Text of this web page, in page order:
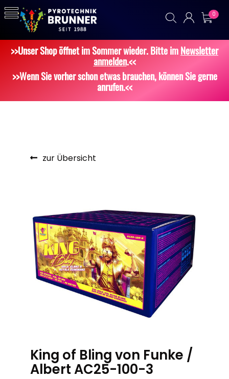
0
>>Unser Shop öffnet im Sommer wieder. Bitte imNewsletter
anmelden.<<
>>Wenn Sie vorher schon etwas brauchen, können Sie gerne
anrufen.<<
zur Übersicht
King of Bling von Funke /
Albert AC25-100-3